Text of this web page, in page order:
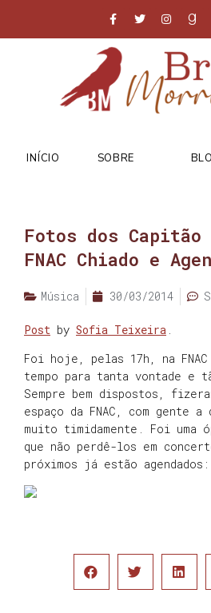
INÍCIO SOBRE
Fotos dos Capitão
FNAC Chiado e
Música 30/03/2014
Post by Sofia Teixeira .
Foi hoje, pelas 17h, na FNAC
tempo para tanta vontade e
Sempre bem dispostos,
espaço da FNAC, com gente
muito timidamente. Foi uma
que não perdê-los em
próximos já estão agendados: